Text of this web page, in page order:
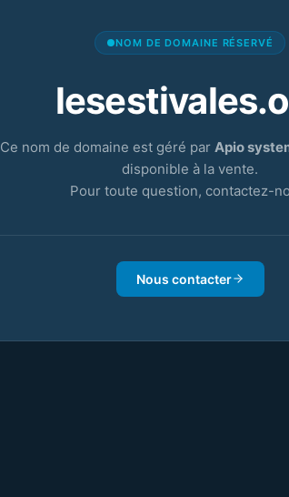
NOM DE DOMAINE RÉSERVÉ
Ce nom de domaine est géré par Apio
disponible à la vente.
Pour toute question, contactez-
Nous contacter